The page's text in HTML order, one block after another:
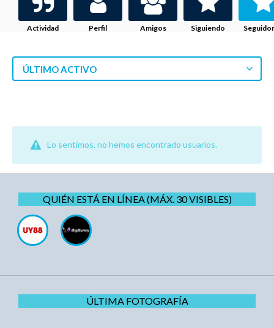
Actividad Perfil Amigos Siguiendo
ÚLTIMO ACTIVO
Lo sentimos, no hemos encontrado usuarios.
QUIÉN ESTÁ EN LÍNEA (MÁX. 30 VISIBLES)
ÚLTIMA FOTOGRAFÍA